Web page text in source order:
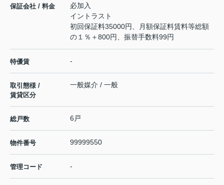
保証会社 / 料金
必加入
イントラスト
初回保証料35000円、月額保証料賃料等総額
の１％＋800円、振替手数料99円
特優賃 -
取引態様 /
賃貸区分
一般媒介 / 一般
総戸数 6戸
物件番号 99999550
管理コード -